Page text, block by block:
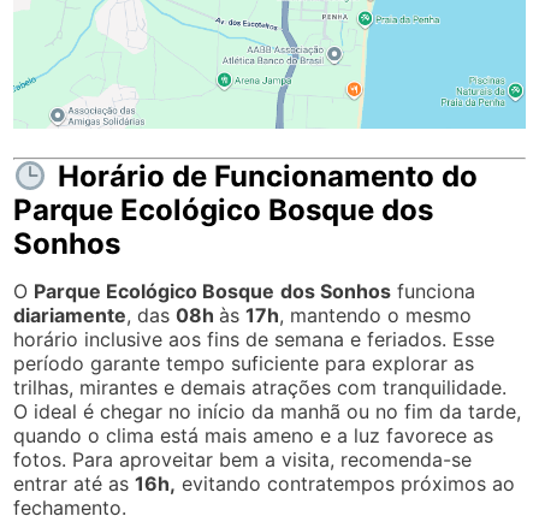
Horário de Funcionamento do
Parque Ecológico Bosque dos
Sonhos
O Parque Ecológico Bosque dos Sonhos funciona
diariamente, das08hàs17h, mantendo o mesmo
horário inclusive aos fins de semana e feriados. Esse
período garante tempo suficiente para explorar as
trilhas, mirantes e demais atrações com tranquilidade.
O ideal é chegar no início da manhã ou no fim da tarde,
quando o clima está mais ameno e a luz favorece as
fotos. Para aproveitar bem a visita, recomenda-se
entrar até as16h, evitando contratempos próximos ao
fechamento.